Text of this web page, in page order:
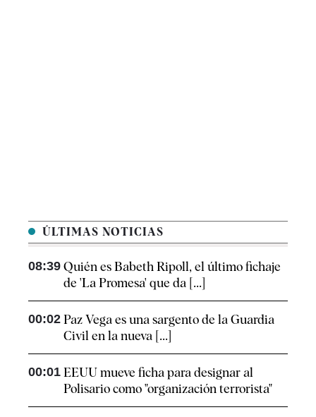
ÚLTIMAS NOTICIAS
08:39 Quién es Babeth Ripoll, el último fichaje
de 'La Promesa' que da [...]
00:02 Paz Vega es una sargento de la Guardia
Civil en la nueva [...]
00:01 EEUU mueve ficha para designar al
Polisario como "organización terrorista"